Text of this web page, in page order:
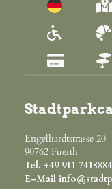
Engelhardtstrasse 20
90762 Fuerth
Tel. +49 911 7418884
E-Mail